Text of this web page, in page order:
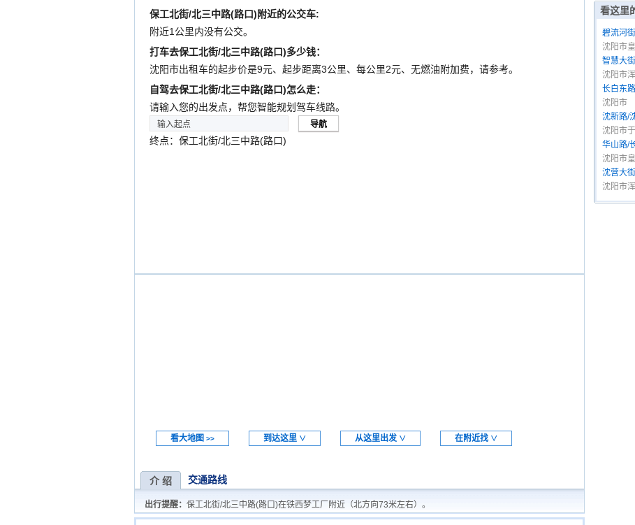
保工北街/北三中路(路口)附近的公交车:
附近1公里内没有公交。
打车去保工北街/北三中路(路口)多少钱：
沈阳市出租车的起步价是9元、起步距离3公里、每公里2元、无燃油附加费，请参考。
自驾去保工北街/北三中路(路口)怎么走：
请输入您的出发点，帮您智能规划驾车线路。
终点：保工北街/北三中路(路口)
看大地图 >> 到达这里 ∨ 从这里出发 ∨ 在附近找 ∨
介 绍 交通路线
出行提醒： 保工北街/北三中路(路口)在铁西梦工厂附近（北方向73米左右）。
看这里
碧流河
沈阳市
智慧大
沈阳市
长白东
沈阳市
沈新路/
沈阳市
华山路/
沈阳市
沈营大
沈阳市